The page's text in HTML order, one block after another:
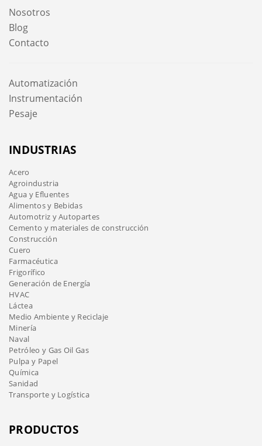
Nosotros
Blog
Contacto
Automatización
Instrumentación
Pesaje
INDUSTRIAS
Acero
Agroindustria
Agua y Efluentes
Alimentos y Bebidas
Automotriz y Autopartes
Cemento y materiales de construcción
Construcción
Cuero
Farmacéutica
Frigorífico
Generación de Energía
HVAC
Láctea
Medio Ambiente y Reciclaje
Minería
Naval
Petróleo y Gas Oil Gas
Pulpa y Papel
Química
Sanidad
Transporte y Logística
PRODUCTOS